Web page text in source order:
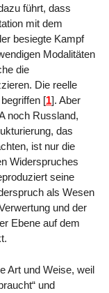
führt, dass
mit dem
besiegte Kampf
Modalitäten
die
Die reelle
[1]. Aber
noch Russland,
das
ist nur die
Widerspruches
seine
als Wesen
und der
Ebene auf dem
Art und Weise, weil
und